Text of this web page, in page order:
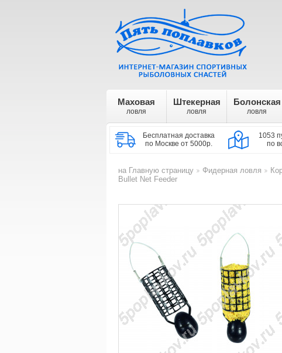
Маховая
ловля
Штекерная
ловля
Болонская
ловля
Бесплатная доставка
по Москве от 5000р.
1053
по
на Главную страницу
Фидерная ловля
Bullet Net Feeder